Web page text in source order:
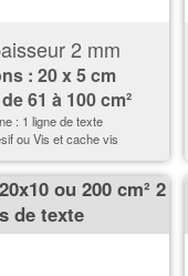
2 mm
: 20 x 5 cm
61 à 100 cm²
: 1 ligne de texte
ou Vis et cache vis
ou 200 cm² 2
de texte